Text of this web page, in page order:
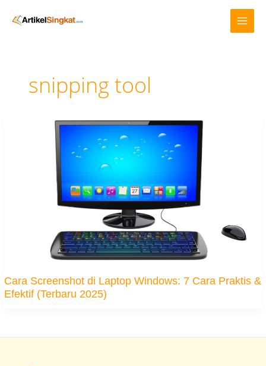
konten
snipping tool
Cara Screenshot di Laptop Windows: 7 Cara Praktis &
Efektif (Terbaru 2025)